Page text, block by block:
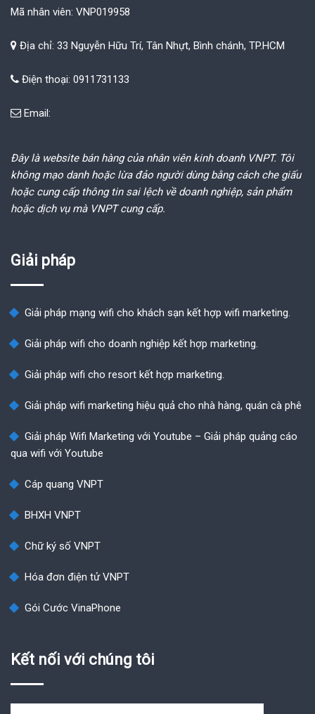
Mã nhân viên: VNP019958
Địa chỉ: 33 Nguyễn Hữu Trí, Tân Nhựt, Bình chánh, TP.HCM
Điện thoại: 0911731133
Email:
Đây là website bán hàng của nhân viên kinh doanh VNPT. Tôi
không mạo danh hoặc lừa đảo người dùng bằng cách che giấu
hoặc cung cấp thông tin sai lệch về doanh nghiệp, sản phẩm
hoặc dịch vụ mà VNPT cung cấp.
Giải pháp
Giải pháp mạng wifi cho khách sạn kết hợp wifi marketing.
Giải pháp wifi cho doanh nghiệp kết hợp marketing.
Giải pháp wifi cho resort kết hợp marketing.
Giải pháp wifi marketing hiệu quả cho nhà hàng, quán cà phê
Giải pháp Wifi Marketing với Youtube – Giải pháp quảng cáo
qua wifi với Youtube
Cáp quang VNPT
BHXH VNPT
Chữ ký số VNPT
Hóa đơn điện tử VNPT
Gói Cước VinaPhone
Kết nối với chúng tôi